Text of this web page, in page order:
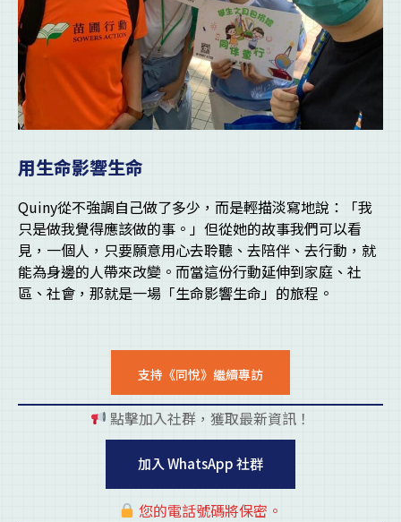
用生命影響生命
Quiny從不強調自己做了多少，而是輕描淡寫地說：「我
只是做我覺得應該做的事。」但從她的故事我們可以看
見，一個人，只要願意用心去聆聽、去陪伴、去行動，就
能為身邊的人帶來改變。而當這份行動延伸到家庭、社
區、社會，那就是一場「生命影響生命」的旅程。
支持《同悅》繼續專訪
點擊加入社群，獲取最新資訊！
加入 WhatsApp 社群
您的電話號碼將保密。